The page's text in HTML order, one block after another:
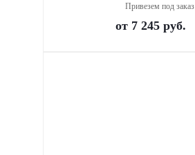
Привезем под заказ
от 7 245 руб.